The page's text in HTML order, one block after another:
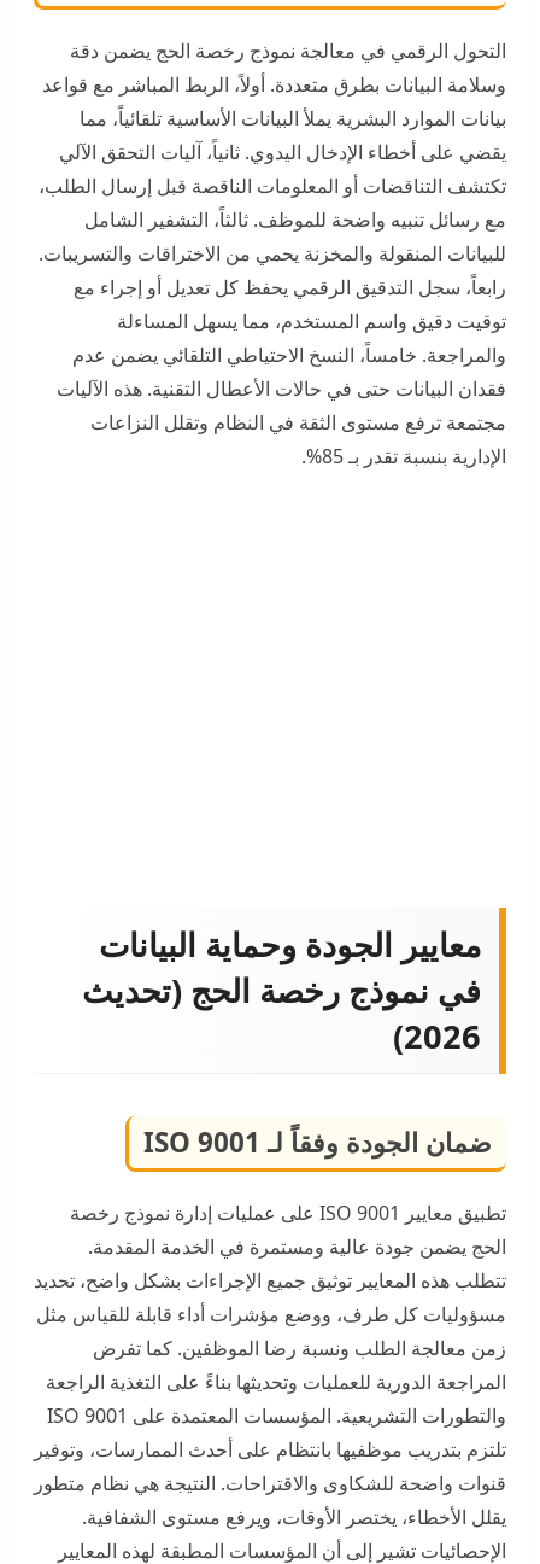
التحول الرقمي في معالجة نموذج رخصة الحج يضمن دقة
وسلامة البيانات بطرق متعددة. أولاً، الربط المباشر مع قواعد
بيانات الموارد البشرية يملأ البيانات الأساسية تلقائياً، مما
يقضي على أخطاء الإدخال اليدوي. ثانياً، آليات التحقق الآلي
تكتشف التناقضات أو المعلومات الناقصة قبل إرسال الطلب،
مع رسائل تنبيه واضحة للموظف. ثالثاً، التشفير الشامل
للبيانات المنقولة والمخزنة يحمي من الاختراقات والتسريبات.
رابعاً، سجل التدقيق الرقمي يحفظ كل تعديل أو إجراء مع
توقيت دقيق واسم المستخدم، مما يسهل المساءلة
والمراجعة. خامساً، النسخ الاحتياطي التلقائي يضمن عدم
فقدان البيانات حتى في حالات الأعطال التقنية. هذه الآليات
مجتمعة ترفع مستوى الثقة في النظام وتقلل النزاعات
الإدارية بنسبة تقدر بـ 85%.
معايير الجودة وحماية البيانات
في نموذج رخصة الحج (تحديث
2026)
ضمان الجودة وفقاً لـ ISO 9001
تطبيق معايير ISO 9001 على عمليات إدارة نموذج رخصة
الحج يضمن جودة عالية ومستمرة في الخدمة المقدمة.
تتطلب هذه المعايير توثيق جميع الإجراءات بشكل واضح، تحديد
مسؤوليات كل طرف، ووضع مؤشرات أداء قابلة للقياس مثل
زمن معالجة الطلب ونسبة رضا الموظفين. كما تفرض
المراجعة الدورية للعمليات وتحديثها بناءً على التغذية الراجعة
والتطورات التشريعية. المؤسسات المعتمدة على ISO 9001
تلتزم بتدريب موظفيها بانتظام على أحدث الممارسات، وتوفير
قنوات واضحة للشكاوى والاقتراحات. النتيجة هي نظام متطور
يقلل الأخطاء، يختصر الأوقات، ويرفع مستوى الشفافية.
الإحصائيات تشير إلى أن المؤسسات المطبقة لهذه المعايير